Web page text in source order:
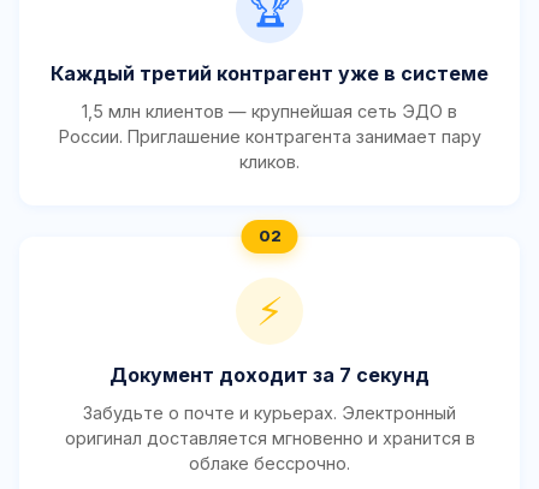
Каждый третий контрагент уже в системе
1,5 млн клиентов — крупнейшая сеть ЭДО в
России. Приглашение контрагента занимает пару
кликов.
⚡
Документ доходит за 7 секунд
Забудьте о почте и курьерах. Электронный
оригинал доставляется мгновенно и хранится в
облаке бессрочно.